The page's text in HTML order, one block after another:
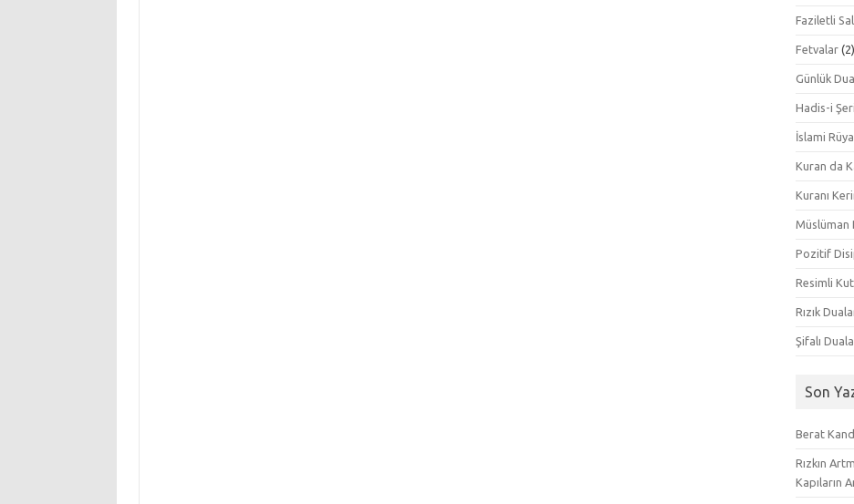
Faziletli
Fetvalar (2)
Günlük
Hadis-i
İslami
Kuran da
Kuranı
Müslüman
Pozitif
Resimli
Rızık
Şifalı
Son
Berat
Rızkın
Kapıların